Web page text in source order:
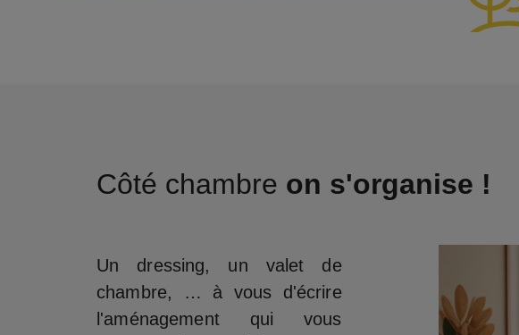
Côté chambre on s'organise !
Un dressing, un valet de
chambre, … à vous d'écrire
l'aménagement qui vous